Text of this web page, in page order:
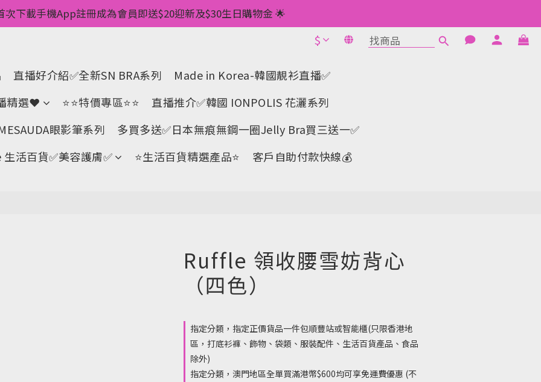
💥 ✅一件起包順豐 ✅第二件起減$20 ✅第三件減$40    如此類推⬆不設上限
次下載手機App註冊成為會員即送$20迎新及$30生日購物金 🌟
費儲積分當購物金用🌟消費1元有1分 🌟累積滿100分可當1元使用🌟
💥 ✅一件起包順豐 ✅第二件起減$20 ✅第三件減$40    如此類推⬆不設上限
$
直播好介紹✅全新SN BRA系列
Made in Korea-韓國靚衫直播✅
精選❤
⭐⭐特價專區⭐⭐
直播推介✅韓國 IONPOLIS 花灑系列
眼影筆系列
多買多送✅️日本無痕無鋼一圈Jelly Bra買三送一✅️
活百貨✅美容護膚✅
⭐生活百貨精選產品⭐ 客戶自助付款快線💰
Ruffle 領收腰雪妨背心
（四色）
指定分類，指定正價貨品一件包順豐站或智能櫃(只限香港地
區，打底衫褲、飾物、袋類、服裝配件、生活百貨產品、食品
除外)
指定分類，澳門地區全單買滿港幣$600均可享免運費優惠 (不
立即購買